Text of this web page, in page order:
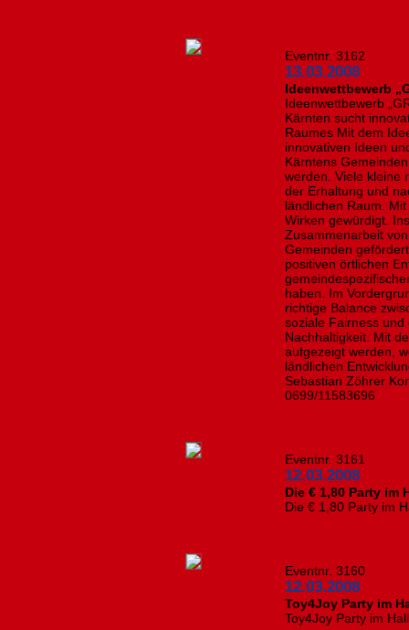
Eventnr. 3162
13.03.2008
Ideenwettbewerb
Ideenwettbewerb
Kärnten sucht
Raumes Mit dem
innovativen Ideen
Kärntens
werden. Viele kleine
der Erhaltung und
ländlichen Raum.
Wirken gewürdigt.
Zusammenarbeit
Gemeinden
positiven örtlichen
haben. Im
richtige Balance
soziale Fairness
Nachhaltigkeit. Mit
aufgezeigt werden,
ländlichen
Sebastian Zöhrer
0699/11583696
Eventnr. 3161
12.03.2008
Die € 1,80 Party im
Die € 1,80 Party im
Eventnr. 3160
12.03.2008
Toy4Joy Party im
Toy4Joy Party im